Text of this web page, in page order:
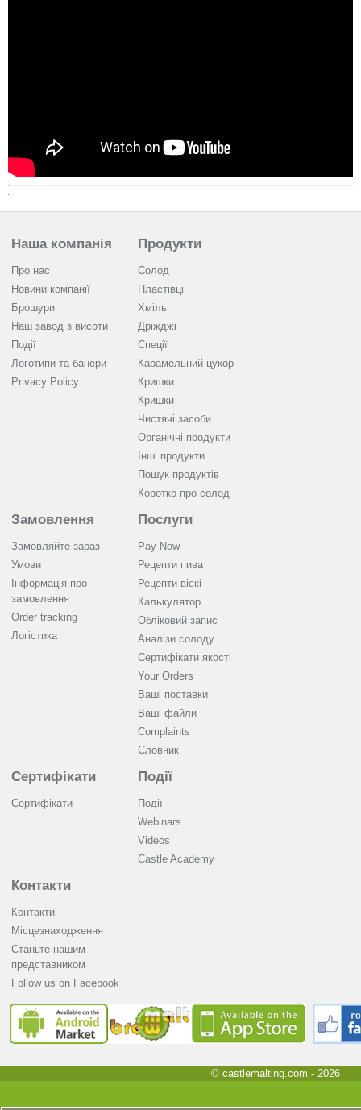
Наша компанія
Про нас
Новини компанії
Брошури
Наш завод з висоти
Події
Логотипи та банери
Privacy Policy
Продукти
Солод
Пластівці
Хміль
Дріжджі
Спеції
Карамельний цукор
Кришки
Кришки
Чистячі засоби
Органічні продукти
Інші продукти
Пошук продуктів
Коротко про солод
Замовлення
Замовляйте зараз
Умови
Інформація про
замовлення
Order tracking
Логістика
Послуги
Pay Now
Рецепти пива
Рецепти віскі
Калькулятор
Обліковий запис
Аналізи солоду
Cертифікати якості
Your Orders
Ваші поставки
Ваші файли
Complaints
Словник
Сертифікати
Сертифікати
Події
Події
Webinars
Videos
Castle Academy
Контакти
Контакти
Місцезнаходження
Станьте нашим
представником
Follow us on Facebook
© castlemalting.com - 2026